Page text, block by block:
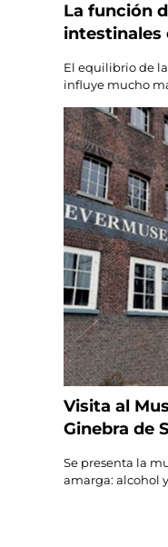
La función
intestinales
El equilibrio de
influye mucho
Visita al
Ginebra de
Se presenta la
amarga: alcohol